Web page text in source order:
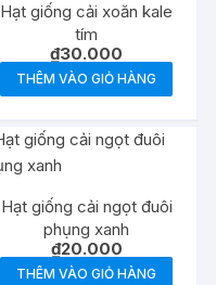
Hạt giống cải xoăn kale
tím
₫30.000
THÊM VÀO GIỎ HÀNG
Hạt giống cải ngọt đuôi
phụng xanh
₫20.000
THÊM VÀO GIỎ HÀNG